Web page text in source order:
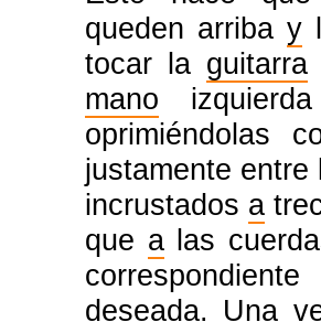
queden arriba y
tocar la guitarra
mano
oprimiéndolas
justamente
incrustados a
que alas
deseada. Una